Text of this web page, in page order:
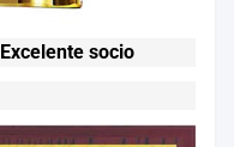
Excelente socio